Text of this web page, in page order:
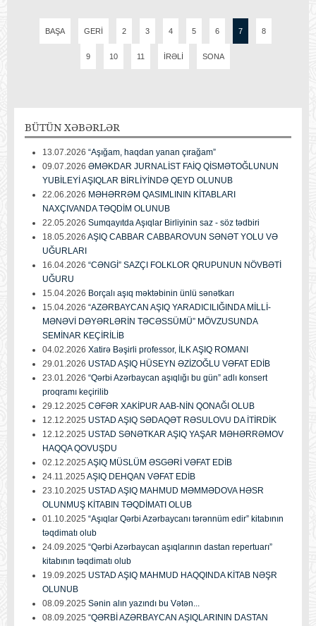
BAŞA GERI 2 3 4 5 6 7 8
9 10 11 İRƏLI SONA
BÜTÜN XƏBƏRLƏR
13.07.2026 “Aşığam, haqdan yanan çırağam”
09.07.2026 ƏMƏKDAR JURNALİST FAİQ QİSMƏTOĞLUNUN
YUBİLEYİ AŞIQLAR BİRLİYİNDƏ QEYD OLUNUB
22.06.2026 MƏHƏRRƏM QASIMLININ KİTABLARI
NAXÇIVANDA TƏQDİM OLUNUB
22.05.2026 Sumqayıtda Aşıqlar Birliyinin saz - söz tədbiri
18.05.2026 AŞIQ CABBAR CABBAROVUN SƏNƏT YOLU VƏ
UĞURLARI
16.04.2026 “CƏNGİ” SAZÇI FOLKLOR QRUPUNUN NÖVBƏTİ
UĞURU
15.04.2026 Borçalı aşıq məktəbinin ünlü sənətkarı
15.04.2026 “AZƏRBAYCAN AŞIQ YARADICILIĞINDA MİLLİ-
MƏNƏVİ DƏYƏRLƏRİN TƏCƏSSÜMÜ” MÖVZUSUNDA
SEMİNAR KEÇİRİLİB
04.02.2026 Xatirə Bəşirli professor, İLK AŞIQ ROMANI
29.01.2026 USTAD AŞIQ HÜSEYN ƏZİZOĞLU VƏFAT EDİB
23.01.2026 “Qərbi Azərbaycan aşıqlığı bu gün” adlı konsert
proqramı keçirilib
29.12.2025 CƏFƏR XAKİPUR AAB-NİN QONAĞI OLUB
12.12.2025 USTAD AŞIQ SƏDAQƏT RƏSULOVU DA İTİRDİK
12.12.2025 USTAD SƏNƏTKAR AŞIQ YAŞAR MƏHƏRRƏMOV
HAQQA QOVUŞDU
02.12.2025 AŞIQ MÜSLÜM ƏSGƏRİ VƏFAT EDİB
24.11.2025 AŞIQ DEHQAN VƏFAT EDİB
23.10.2025 USTAD AŞIQ MAHMUD MƏMMƏDOVA HƏSR
OLUNMUŞ KİTABIN TƏQDİMATI OLUB
01.10.2025 “Aşıqlar Qərbi Azərbaycanı tərənnüm edir” kitabının
təqdimatı olub
24.09.2025 “Qərbi Azərbaycan aşıqlarının dastan repertuarı”
kitabının təqdimatı olub
19.09.2025 USTAD AŞIQ MAHMUD HAQQINDA KİTAB NƏŞR
OLUNUB
08.09.2025 Sənin alın yazındı bu Vətən...
08.09.2025 “QƏRBİ AZƏRBAYCAN AŞIQLARININ DASTAN